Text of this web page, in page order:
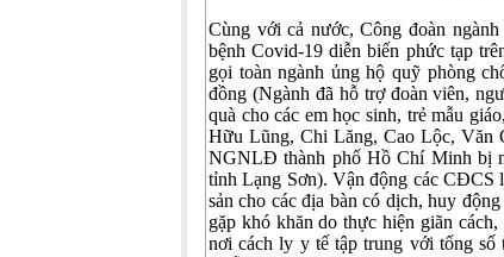
Cùng với cả nước, Công đoàn
bệnh Covid-19 diễn biến phức tạp
gọi toàn ngành ủng hộ quỹ phòng
đồng (Ngành đã hỗ trợ đoàn viên,
quà cho các em học sinh, trẻ mẫu
Hữu Lũng, Chi Lăng, Cao Lộc, Văn
NGNLĐ thành phố Hồ Chí Minh bị
tỉnh Lạng Sơn). Vận động các CĐCS
sản cho các địa bàn có dịch, huy
gặp khó khăn do thực hiện giãn
nơi cách ly y tế tập trung với tổng